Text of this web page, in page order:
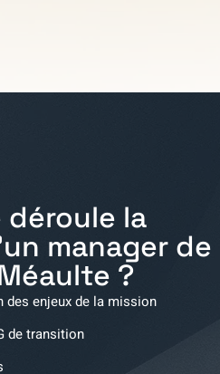
déroule la
manager de
?
des enjeux de la mission
de transition